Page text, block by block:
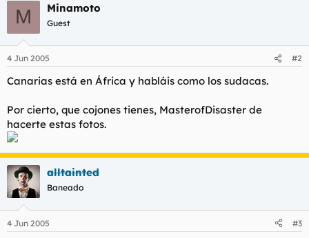
M Minamoto
Guest
4 Jun 2005 #2
Canarias está en África y habláis como los sudacas.
Por cierto, que cojones tienes, MasterofDisaster de
hacerte estas fotos.
alltainted
Baneado
4 Jun 2005 #3